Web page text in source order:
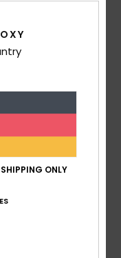
SHIPPING ONLY